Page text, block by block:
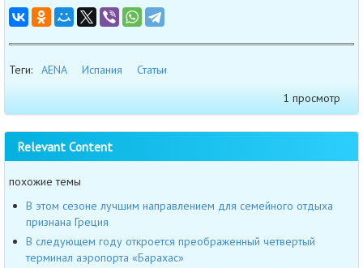
Теги: AENA Испания
Статьи
1 просмотр
Relevant Content
похожие темы
В этом сезоне лучшим направлением для семейного отдыха
признана Греция
В следующем году откроется преображенный четвертый
терминал аэропорта «Барахас»